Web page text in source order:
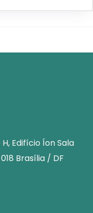
Edifício Íon Sala
Brasília / DF